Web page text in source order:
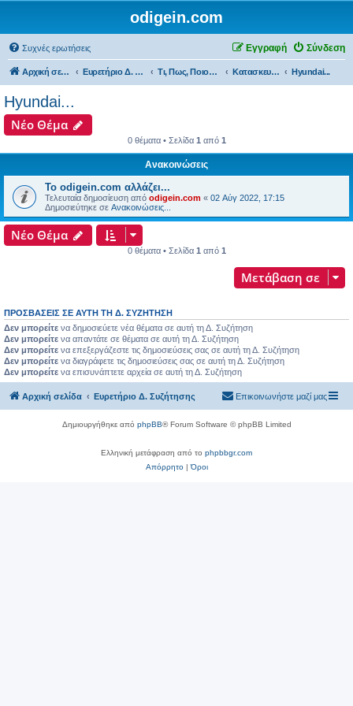
odigein.com
Συχνές ερωτήσεις Σύνδεση
Εγγραφή
Αρχική σελίδα Ευρετήριο Δ. Συζήτησης Τι, Πως, Ποιος & Πού... Κατασκευαστές & εκπρόσωποι... Hyundai...
Hyundai...
Νέο Θέμα
0 θέματα • Σελίδα 1 από 1
Ανακοινώσεις
Το odigein.com αλλάζει...
Τελευταία δημοσίευση από odigein.com « 02 Αύγ 2022, 17:15
Δημοσιεύτηκε σε Ανακοινώσεις...
Νέο Θέμα
0 θέματα • Σελίδα 1 από 1
Μετάβαση σε
ΠΡΟΣΒΆΣΕΙΣ ΣΕ ΑΥΤΉ ΤΗ Δ. ΣΥΖΉΤΗΣΗ
Δεν μπορείτε να δημοσιεύετε νέα θέματα σε αυτή τη Δ. Συζήτηση
Δεν μπορείτε να απαντάτε σε θέματα σε αυτή τη Δ. Συζήτηση
Δεν μπορείτε να επεξεργάζεστε τις δημοσιεύσεις σας σε αυτή τη Δ. Συζήτηση
Δεν μπορείτε να διαγράφετε τις δημοσιεύσεις σας σε αυτή τη Δ. Συζήτηση
Δεν μπορείτε να επισυνάπτετε αρχεία σε αυτή τη Δ. Συζήτηση
Αρχική σελίδα Ευρετήριο Δ. Συζήτησης Επικοινωνήστε μαζί μας
Δημιουργήθηκε από phpBB® Forum Software © phpBB Limited
Ελληνική μετάφραση από το phpbbgr.com
Απόρρητο|Όροι